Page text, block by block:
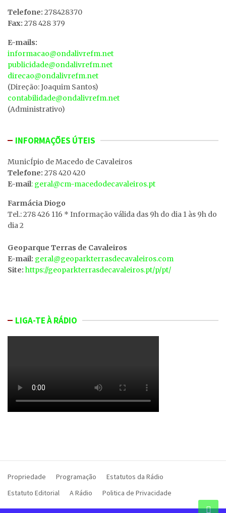
Telefone: 278428370
Fax: 278 428 379
E-mails:
informacao@ondalivrefm.net
publicidade@ondalivrefm.net
direcao@ondalivrefm.net
(Direção: Joaquim Santos)
contabilidade@ondalivrefm.net
(Administrativo)
INFORMAÇÕES ÚTEIS
MunicÍpio de Macedo de Cavaleiros
Telefone: 278 420 420
E-mail: geral@cm-macedodecavaleiros.pt
Farmácia Diogo
Tel.: 278 426 116 * Informação válida das 9h do dia 1 às 9h do
dia 2
Geoparque Terras de Cavaleiros
E-mail: geral@geoparkterrasdecavaleiros.com
Site: https://geoparkterrasdecavaleiros.pt/p/pt/
LIGA-TE À RÁDIO
Propriedade Programação
Estatutos da Rádio
Estatuto Editorial
A Rádio Politica de Privacidade